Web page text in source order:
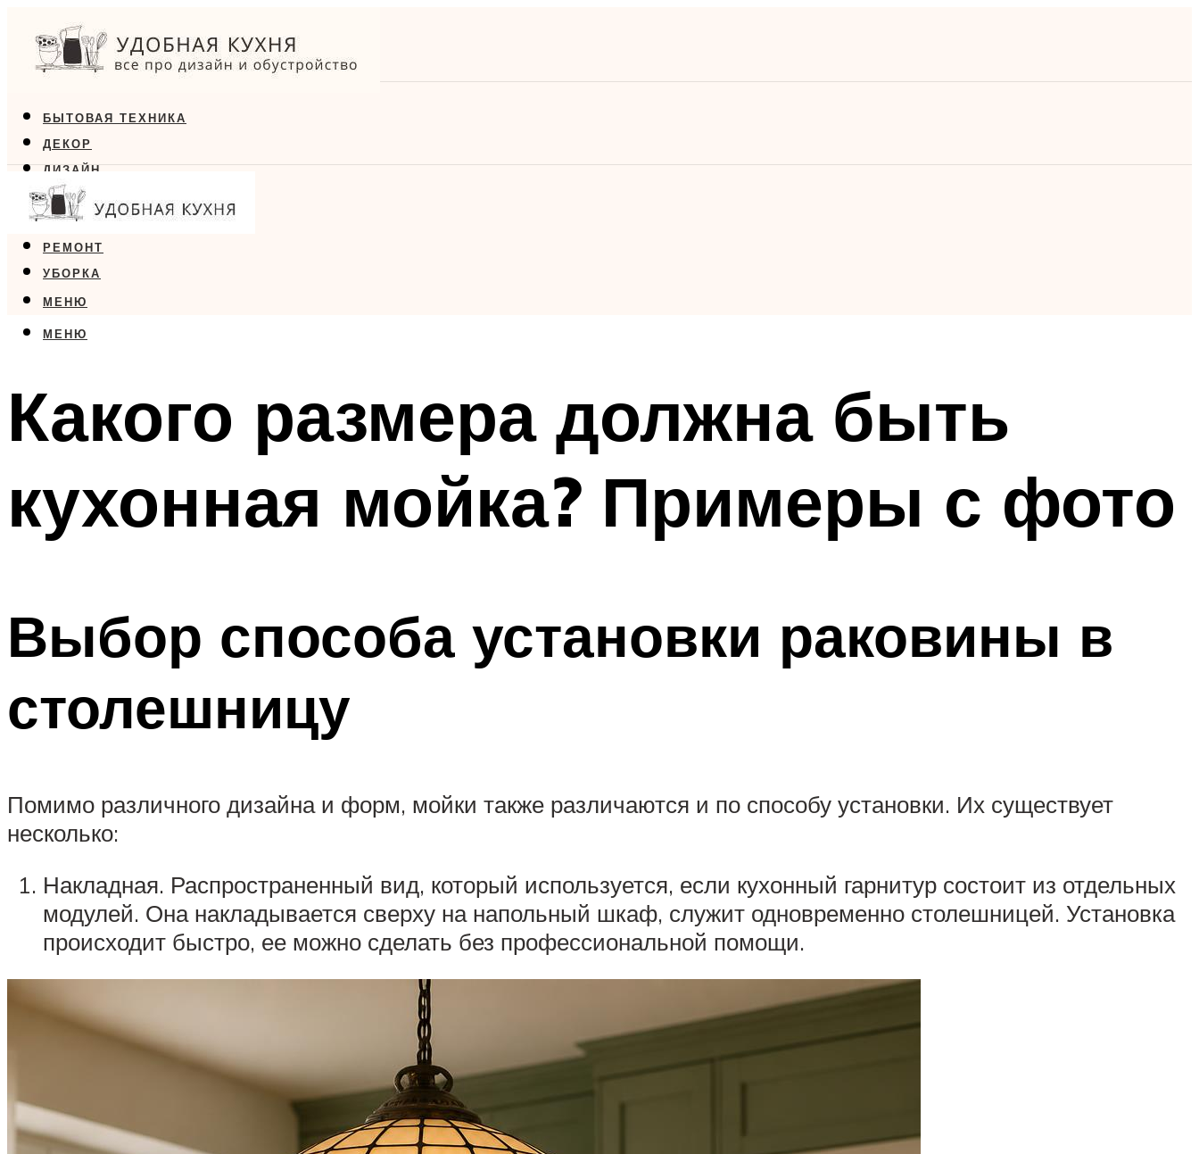
БЫТОВАЯ ТЕХНИКА
ДЕКОР
ДИЗАЙН
ЕДА
МЕБЕЛЬ
РЕМОНТ
УБОРКА
МЕНЮ
МЕНЮ
Какого размера должна быть
кухонная мойка? Примеры с фото
Выбор способа установки раковины в
столешницу
Помимо различного дизайна и форм, мойки также различаются и по способу установки. Их существует
несколько:
Накладная. Распространенный вид, который используется, если кухонный гарнитур состоит из отдельных
модулей. Она накладывается сверху на напольный шкаф, служит одновременно столешницей. Установка
происходит быстро, ее можно сделать без профессиональной помощи.